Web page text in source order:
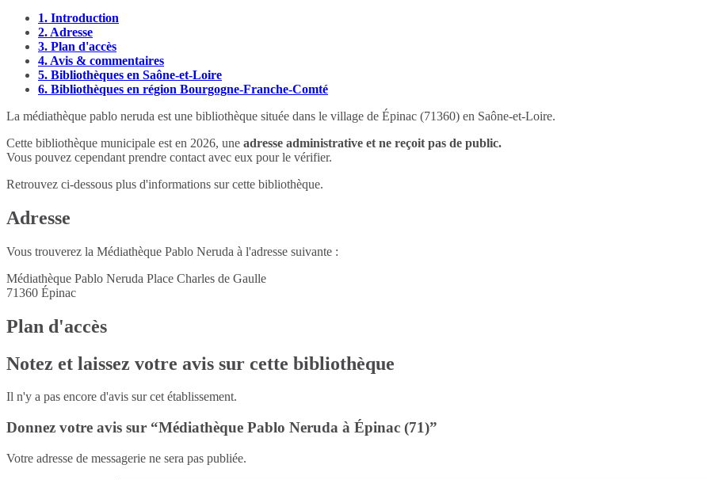
1. Introduction
2. Adresse
3. Plan d'accès
4. Avis & commentaires
5. Bibliothèques en Saône-et-Loire
6. Bibliothèques en région Bourgogne-Franche-Comté
La médiathèque pablo neruda est une bibliothèque située dans le village de Épinac (71360) en Saône-et-Loire.
Cette bibliothèque municipale est en 2026, une adresse administrative et ne reçoit pas de public.
Vous pouvez cependant prendre contact avec eux pour le vérifier.
Retrouvez ci-dessous plus d'informations sur cette bibliothèque.
Adresse
Vous trouverez la Médiathèque Pablo Neruda à l'adresse suivante :
Médiathèque Pablo Neruda Place Charles de Gaulle
71360 Épinac
Plan d'accès
Notez et laissez votre avis sur cette bibliothèque
Il n'y a pas encore d'avis sur cet établissement.
Donnez votre avis sur “Médiathèque Pablo Neruda à Épinac (71)”
Votre adresse de messagerie ne sera pas publiée.